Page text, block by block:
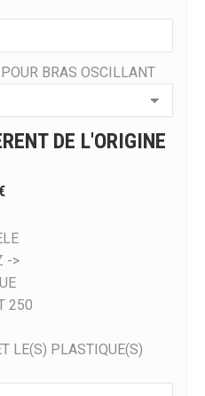
BRAS OSCILLANT
DE L'ORIGINE
->
250
LE(S) PLASTIQUE(S)